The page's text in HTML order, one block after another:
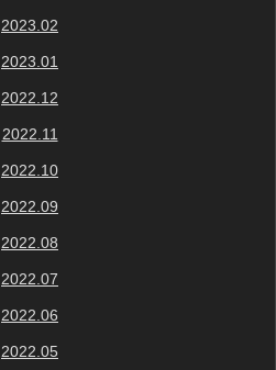
2023.02
2023.01
2022.12
2022.11
2022.10
2022.09
2022.08
2022.07
2022.06
2022.05